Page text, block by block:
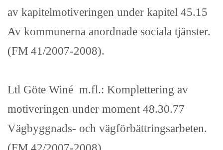
av kapitelmotiveringen under kapitel 45.15
Av kommunerna anordnade sociala tjänster.
(FM 41/2007-2008).
Ltl Göte Winé m.fl.: Komplettering av
motiveringen under moment 48.30.77
Vägbyggnads- och vägförbättringsarbeten.